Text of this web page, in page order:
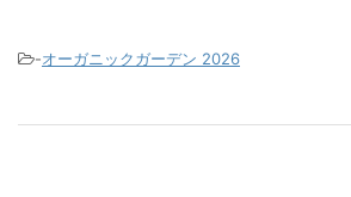
-オーガニックガーデン 2026